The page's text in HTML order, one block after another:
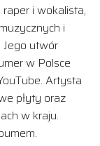
i wokalista,
i
utwór
w Polsce
Artysta
płyty oraz
w kraju.